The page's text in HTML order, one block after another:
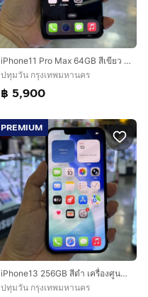
iPhone11 Pro Max 64GB สีเขียว เครื่องศูนย์ โมเดลTH สภาพสวยมาก🔥🔥
ปทุมวัน กรุงเทพมหานคร
฿ 5,900
PREMIUM
iPhone13 256GB สีดำ เครื่องศูนย์ โมเดลTH สภาพสวยมาก สุขภาพแบต88% 🔥🔥
ปทุมวัน กรุงเทพมหานคร